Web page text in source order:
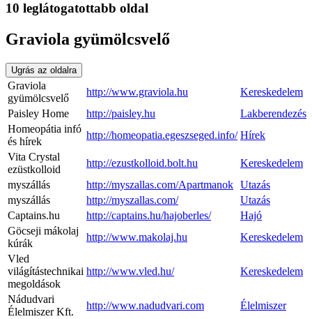
10 leglátogatottabb oldal
Graviola gyümölcsvelő
Ugrás az oldalra
Graviola
gyümölcsvelő
http://www.graviola.hu
Kereskedelem
Paisley Home
http://paisley.hu
Lakberendezés
Homeopátia infó
és hírek
http://homeopatia.egeszseged.info/ Hírek
Vita Crystal
ezüstkolloid
http://ezustkolloid.bolt.hu
Kereskedelem
myszállás
http://myszallas.com/Apartmanok Utazás
myszállás
http://myszallas.com/
Utazás
Captains.hu
http://captains.hu/hajoberles/
Hajó
Göcseji mákolaj
kúrák
http://www.makolaj.hu
Kereskedelem
Vled
világítástechnikai
megoldások
http://www.vled.hu/ Kereskedelem
Nádudvari
Élelmiszer Kft.
http://www.nadudvari.com Élelmiszer